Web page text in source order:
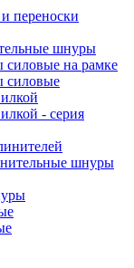
переноски
шнуры
на рамке
силовые
- серия
шнуры